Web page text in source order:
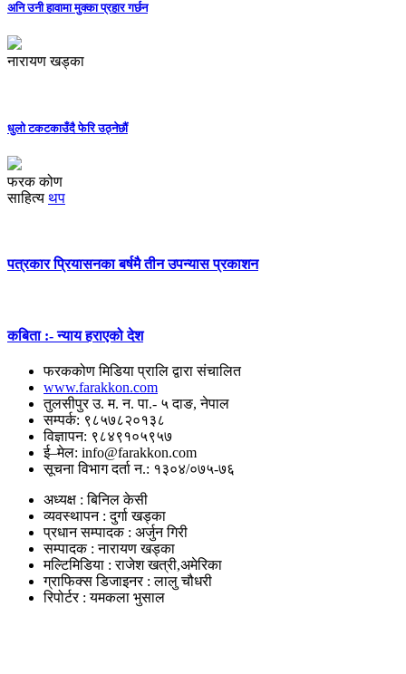
अनि उनी हावामा मुक्का प्रहार गर्छन
नारायण खड्का
धुलो टकटकाउँदै फेरि उठ्नेछौं
फरक कोण
साहित्य थप
पत्रकार प्रियासनका बर्षमै तीन उपन्यास प्रकाशन
कबिता :- न्याय हराएको देश
फरककोण मिडिया प्रालि द्वारा संचालित
www.farakkon.com
तुलसीपुर उ. म. न. पा.- ५ दाङ, नेपाल
सम्पर्क: ९८५७८२०१३८
विज्ञापन: ९८४९१०५९५७
ई–मेल: info@farakkon.com
सूचना विभाग दर्ता न.: १३०४/०७५-७६
अध्यक्ष : बिनिल केसी
व्यवस्थापन : दुर्गा खड्का
प्रधान सम्पादक : अर्जुन गिरी
सम्पादक : नारायण खड्का
मल्टिमिडिया : राजेश खत्री,अमेरिका
ग्राफिक्स डिजाइनर : लालु चौधरी
रिपोर्टर : यमकला भुसाल